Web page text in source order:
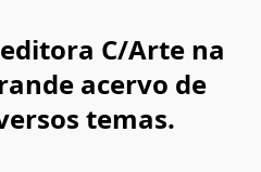
C/Arte na
acervo de
temas.